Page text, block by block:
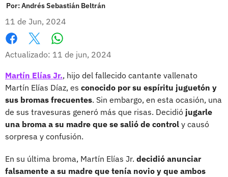
Por:Andrés Sebastián Beltrán
11 de Jun, 2024
Facebook
X
Actualizado: 11 de jun, 2024
Martín Elías Jr., hijo del fallecido cantante vallenato
Martín Elías Díaz, es conocido por su espíritu juguetón y
sus bromas frecuentes. Sin embargo, en esta ocasión, una
de sus travesuras generó más que risas. Decidió jugarle
una broma a su madre que se salió de control y causó
sorpresa y confusión.
En su última broma, Martín Elías Jr. decidió anunciar
falsamente a su madre que tenía novio y que ambos